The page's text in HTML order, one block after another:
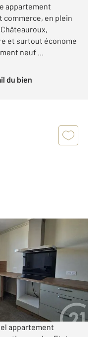
appartement
commerce, en plein
et surtout économe
neuf ...
du bien
appartement